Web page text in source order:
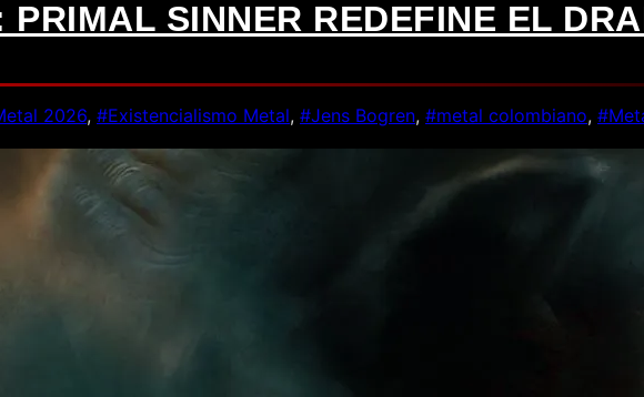
SINNER REDEFINE EL
2026, #Existencialismo Metal, #Jens Bogren, #metal colombiano,